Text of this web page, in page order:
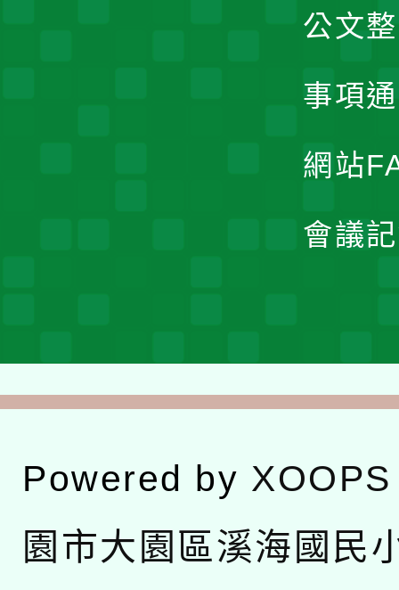
公文
事項
網站
會議
Powered by XOOPS
園市大園區溪海國民